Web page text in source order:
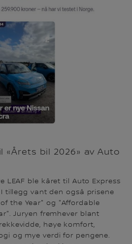
«Årets bil 2026» av Auto
LEAF ble kåret til Auto Express
tillegg vant den også prisene
the Year" og "Affordable
Juryen fremhever blant
høye komfort,
og mye verdi for pengene.